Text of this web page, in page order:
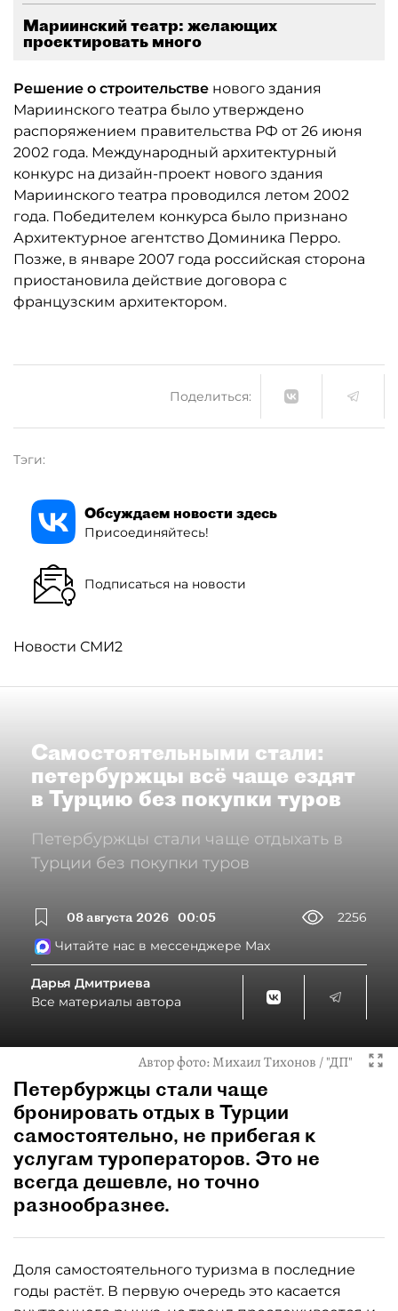
Мариинский театр: желающих
проектировать много
Решение о строительстве нового здания
Мариинского театра было утверждено
распоряжением правительства РФ от 26 июня
2002 года. Международный архитектурный
конкурс на дизайн-проект нового здания
Мариинского театра проводился летом 2002
года. Победителем конкурса было признано
Архитектурное агентство Доминика Перро.
Позже, в январе 2007 года российская сторона
приостановила действие договора с
французским архитектором.
Поделиться:
Тэги:
Обсуждаем новости здесь
Присоединяйтесь!
Подписаться на новости
Новости СМИ2
Самостоятельными стали:
петербуржцы всё чаще ездят
в Турцию без покупки туров
Петербуржцы стали чаще отдыхать в
Турции без покупки туров
08 августа 2026 00:05
2256
Читайте нас в мессенджере Max
Дарья Дмитриева
Все материалы автора
Автор фото:Михаил Тихонов / "ДП"
Петербуржцы стали чаще
бронировать отдых в Турции
самостоятельно, не прибегая к
услугам туроператоров. Это не
всегда дешевле, но точно
разнообразнее.
Доля самостоятельного туризма в последние
годы растёт. В первую очередь это касается